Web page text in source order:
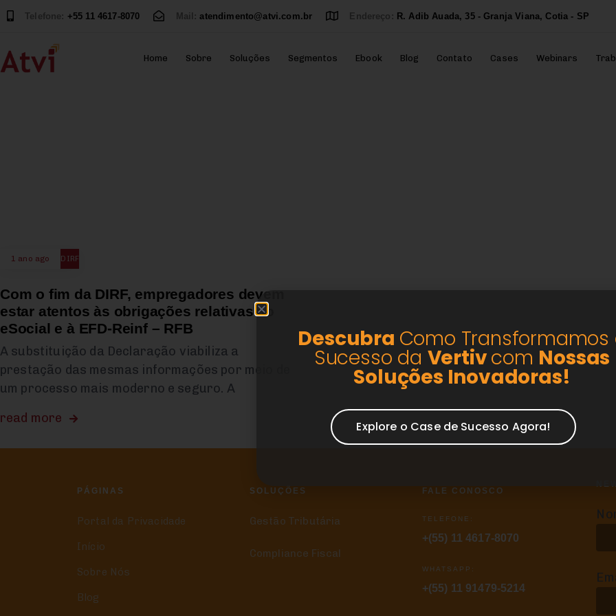
Telefone: +55 11 4617-8070 Mail:atendimento@atvi.com.br Endereço: R. Adib Auada, 35 - Granja Viana, Cotia - SP
Home Sobre Soluções Segmentos Ebook Blog Contato Cases Webinars
1 ano ago DIRF
Com o fim da DIRF, empregadores devem
estar atentos às obrigações relativas ao
eSocial e à EFD-Reinf – RFB
A substituição da Declaração viabiliza a
prestação das mesmas informações por meio de
um processo mais moderno e seguro. A
read more
PÁGINAS
Portal da Privacidade
Início
Sobre Nós
Blog
SOLUÇÕES
Gestão Tributária
Compliance Fiscal
FALE CONOSCO
TELEFONE:
+(55) 11 4617-8070
WHATSAPP:
+(55) 11 91479-5214
Descubra Como Transformamos
Sucesso da Vertivcom Nossas
Soluções Inovadoras!
Explore o Case de Sucesso Agora!